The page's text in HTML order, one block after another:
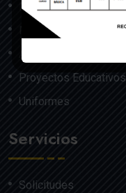
Nosotros
Misión y Visión
Proyectos Educativos
Uniformes
Servicios
Solicitudes